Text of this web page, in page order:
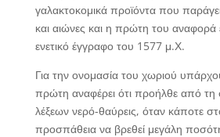
γαλακτοκομικά προϊόντα που
και αιώνες και η πρώτη του αναφορά
ενετικό έγγραφο του 1577 μ.Χ.
Για την ονομασία του χωριού
πρώτη αναφέρει ότι προήλθε από
λέξεων νερό-θαύρεις, όταν κάποτε
προσπάθεια να βρεθεί μεγάλη